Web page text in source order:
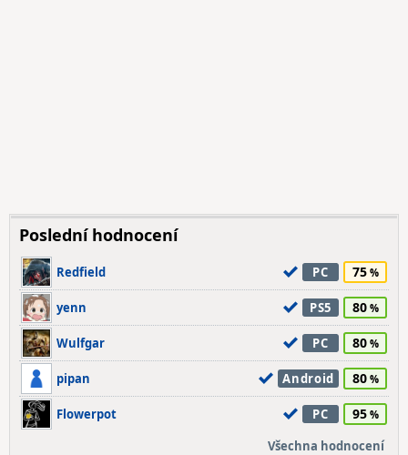
Poslední hodnocení
Redfield PC 75
yenn PS5 80
Wulfgar PC 80
pipan Android 80
Flowerpot PC 95
Všechna hodnocení